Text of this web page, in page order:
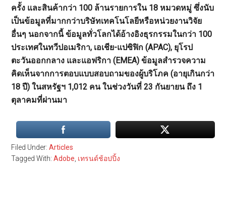
ครั้ง และสินค้ากว่า 100 ล้านรายการใน 18 หมวดหมู่ ซึ่งนับ
เป็นข้อมูลที่มากกว่าบริษัทเทคโนโลยีหรือหน่วยงานวิจัย
อื่นๆ นอกจากนี้ ข้อมูลทั่วโลกได้อ้างอิงธุรกรรมในกว่า 100
ประเทศในทวีปอเมริกา, เอเชีย-แปซิฟิก (APAC), ยุโรป
ตะวันออกกลาง และแอฟริกา (EMEA) ข้อมูลสำรวจความ
คิดเห็นจากการตอบแบบสอบถามของผู้บริโภค (อายุเกินกว่า
18 ปี) ในสหรัฐฯ 1,012 คน ในช่วงวันที่ 23 กันยายน ถึง 1
ตุลาคมที่ผ่านมา
Filed Under:Articles
Tagged With:Adobe เทรนด์ช้อปปิ้ง